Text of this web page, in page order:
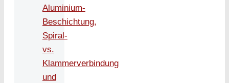
Aluminium-
Beschichtung,
Spiral-
vs.
Klammerverbindung
und